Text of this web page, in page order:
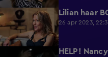
4:40 Lilian haar
26 apr 2023,
HELP!